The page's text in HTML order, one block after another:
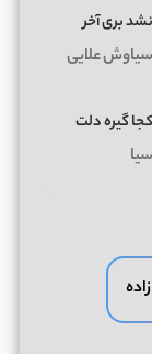
نشد بری آخر
سیاوش علایی
کجا گیره دلت
سیا